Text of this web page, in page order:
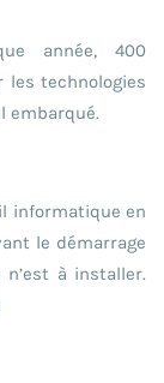
année, 400
les technologies
embarqué.
informatique en
le démarrage
à installer.